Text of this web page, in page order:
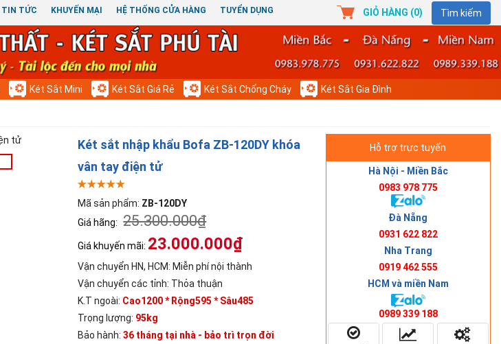
TIN TỨC KHUYẾN MẠI HỆ THỐNG CỬA HÀNG TUYỂN DỤNG GIỎ HÀNG (0) Tìm kiếm
Két Sắt Mini Két Sắt Giá Rẻ Két Sắt Chống Cháy Két Sắt Gia Đình
Két sắt nhập khẩu Bofa ZB-120DY khóa
vân tay điện tử
Mã sản phẩm: ZB-120DY
Giá hãng: 25.300.000₫
Giá khuyến mãi: 23.000.000₫
Vận chuyển HN, HCM: Miễn phí nội thành
Vận chuyển các tỉnh: Thỏa thuận
K.T ngoài: Cao1200 * Rộng595 * Sâu485
Trọng lượng: 95kg
Bảo hành:36 tháng tại nhà - bảo trì trọn đời
Hỗ trợ trực tuyến
Hà Nội - Miền Bắc
0983 978 775
Đà Nẵng
0931 622 822
Nha Trang
0919 462 555
HCM và miền Nam
0989 339 188